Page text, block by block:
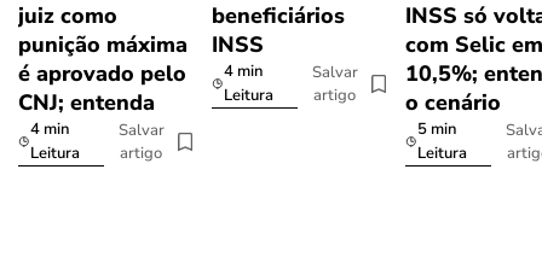
juiz como
punição máxima
é aprovado pelo
CNJ; entenda
4 min
Leitura
Salvar
artigo
beneficiários
INSS
4 min
Leitura
Salvar
artigo
INSS só
com Selic em
10,5%;
o cenário
5 min
Leitura